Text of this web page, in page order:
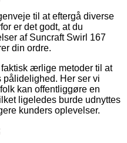
til at eftergå diverse
er det godt, at du
af Suncraft Swirl 167
din ordre.
ærlige metoder til at
pålidelighed. Her ser vi
kan offentliggøre en
ligeledes burde udnyttes
kunders oplevelser.